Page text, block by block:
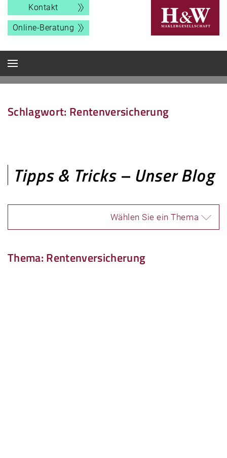
Kontakt
Online-Beratung
Schlagwort: Rentenversicherung
Tipps & Tricks – Unser Blog
Wählen Sie ein Thema
Thema: Rentenversicherung